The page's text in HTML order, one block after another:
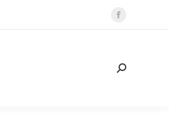
in
Search: